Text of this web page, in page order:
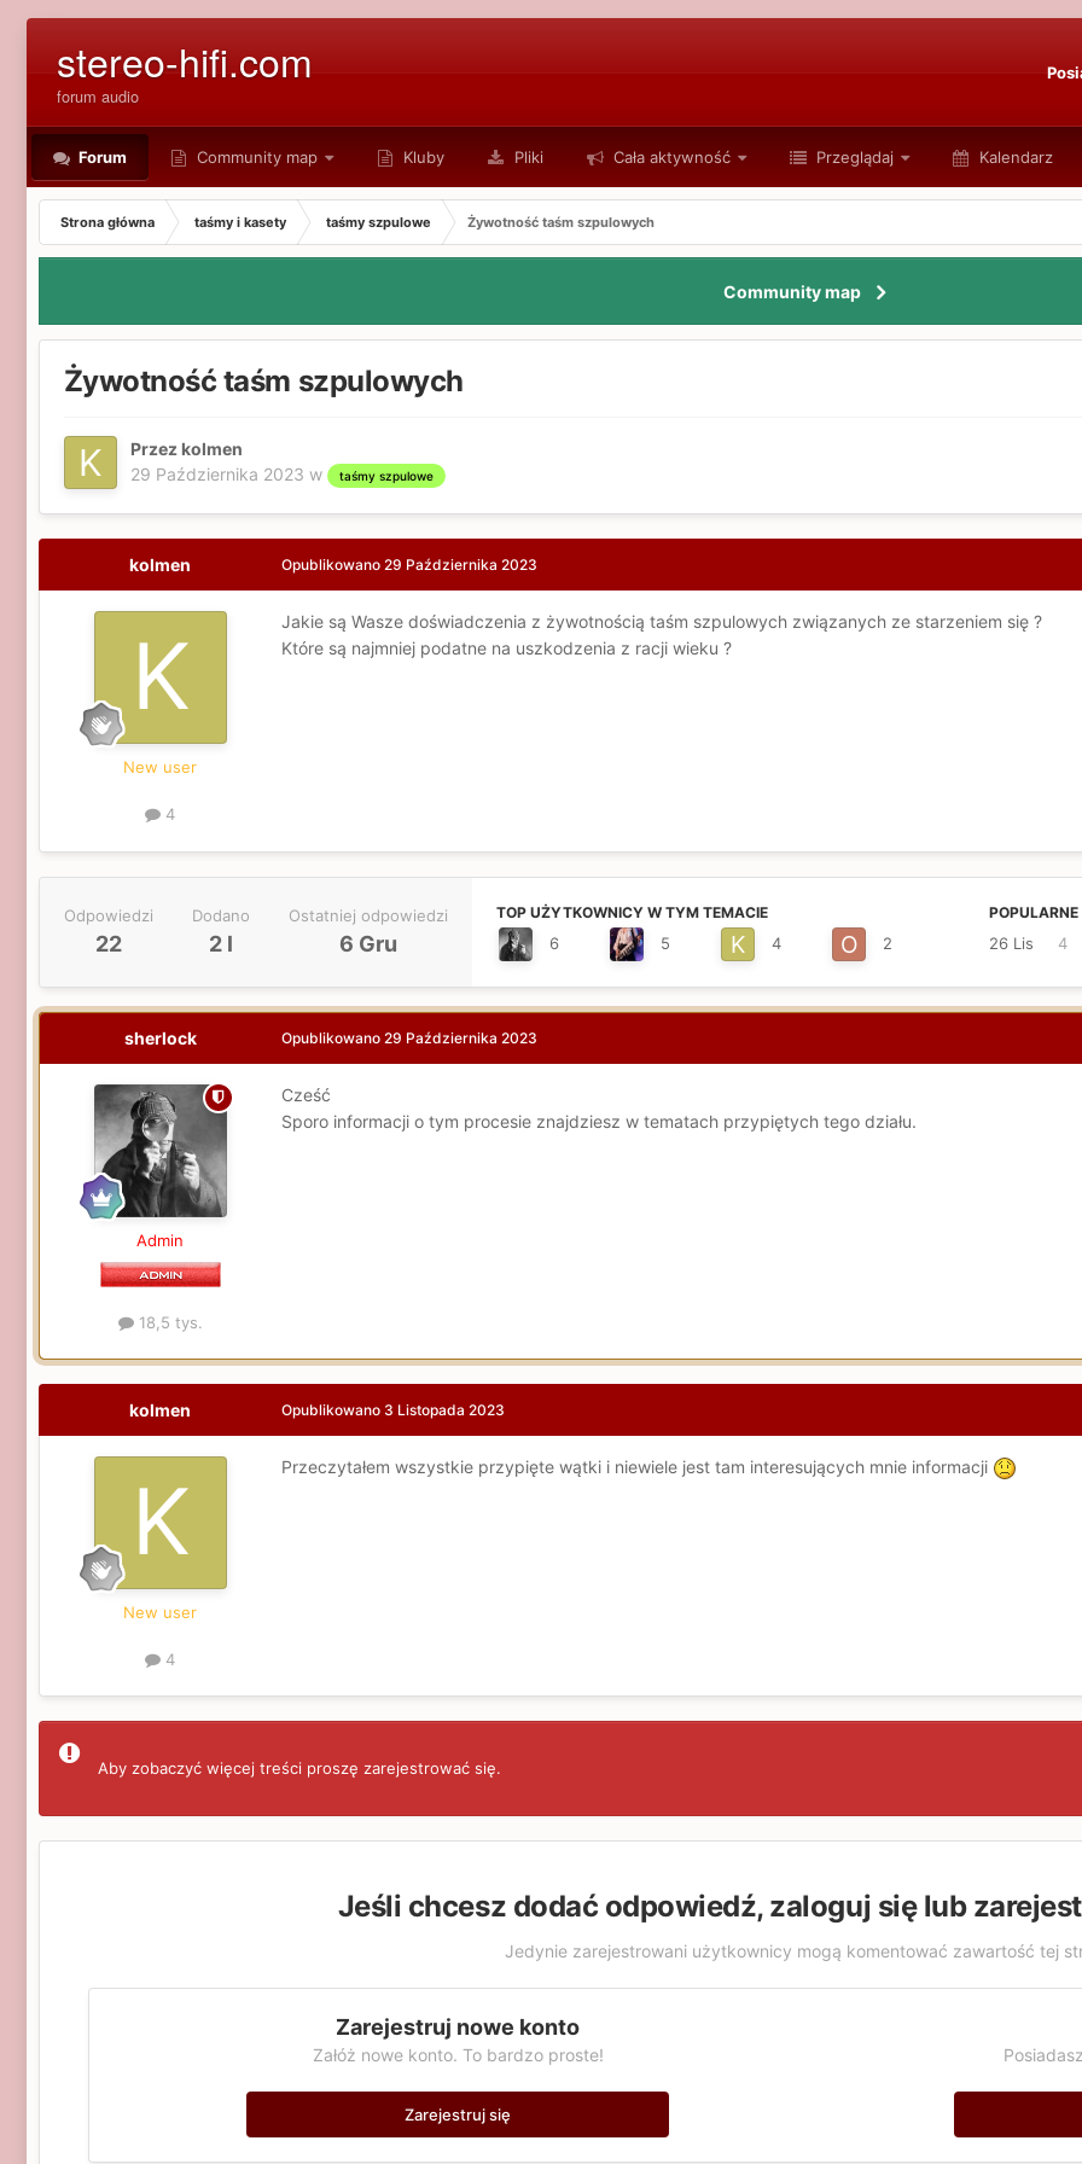
stereo-hifi.com
forum audio
Forum Community map Kluby Pliki Cała aktywność Przeglądaj Kalendarz
Strona główna taśmy i kasety taśmy szpulowe Żywotność taśm szpulowych
Community map
Żywotność taśm szpulowych
Przez kolmen
29 Października 2023 w taśmy szpulowe
kolmen
New user
4
Opublikowano 29 Października 2023
Jakie są Wasze doświadczenia z żywotnością taśm szpulowych związanych ze starzeniem się ?
Które są najmniej podatne na uszkodzenia z racji wieku ?
Odpowiedzi
22
Dodano
2 l
Ostatniej odpowiedzi
6 Gru
TOP UŻYTKOWNICY W TYM TEMACIE
6 5 4 2
POPULARNE
26 Lis 4
sherlock
Admin
18,5 tys.
Opublikowano 29 Października 2023
Cześć
Sporo informacji o tym procesie znajdziesz w tematach przypiętych tego działu.
kolmen
New user
4
Opublikowano 3 Listopada 2023
Przeczytałem wszystkie przypięte wątki i niewiele jest tam interesujących mnie informacji
Aby zobaczyć więcej treści proszę zarejestrować się.
Jeśli chcesz dodać odpowiedź, zaloguj się lub
Jedynie zarejestrowani użytkownicy mogą komentować zawartość tej
Zarejestruj nowe konto
Załóż nowe konto. To bardzo proste!
Zarejestruj się